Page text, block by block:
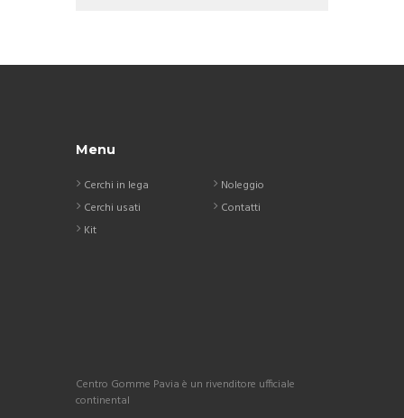
Menu
Cerchi in lega
Cerchi usati
Kit
Noleggio
Contatti
Centro Gomme Pavia è un rivenditore ufficiale
continental